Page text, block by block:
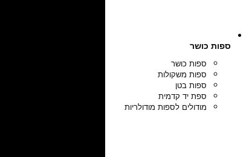
ספות כושר
ספות כושר
ספות משקולות
ספות בטן
ספת יד קדמית
מודולים לספות מודולריות